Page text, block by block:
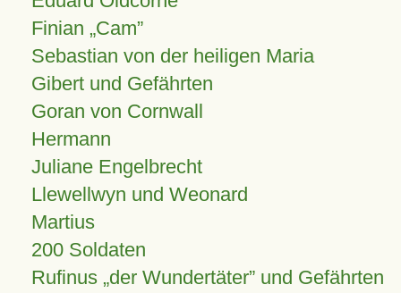
Finian Cam
Sebastian von der heiligen Maria
Gibert und Gefährten
Goran von Cornwall
Hermann
Juliane Engelbrecht
Llewellwyn und Weonard
Martius
200 Soldaten
Rufinus „der Wundertäter” und Gefährten